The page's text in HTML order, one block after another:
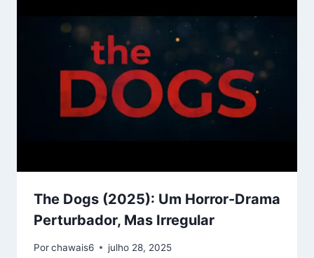
The Dogs (2025): Um Horror-Drama
Perturbador, Mas Irregular
Porchawais6 julho 28, 2025